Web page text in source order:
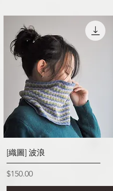
[織圖] 波浪
價格
$150.00